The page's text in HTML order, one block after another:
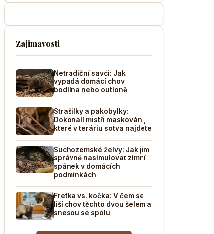
Zajimavosti
Netradiční savci: Jak
vypadá domácí chov
bodlína nebo outloně
Strašilky a pakobylky:
Dokonalí mistři maskování,
které v teráriu sotva najdete
Suchozemské želvy: Jak jim
správně nasimulovat zimní
spánek v domácích
podmínkách
Fretka vs. kočka: V čem se
liší chov těchto dvou šelem a
snesou se spolu